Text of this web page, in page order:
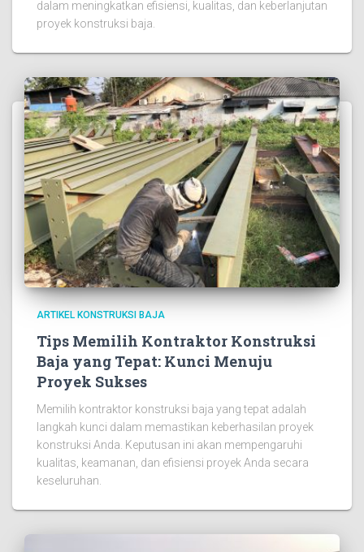
dalam meningkatkan efisiensi, kualitas, dan keberlanjutan
proyek konstruksi baja.
ARTIKEL KONSTRUKSI BAJA
Tips Memilih Kontraktor Konstruksi
Baja yang Tepat: Kunci Menuju
Proyek Sukses
Memilih kontraktor konstruksi baja yang tepat adalah
langkah kunci dalam memastikan keberhasilan proyek
konstruksi Anda. Keputusan ini akan mempengaruhi
kualitas, keamanan, dan efisiensi proyek Anda secara
keseluruhan.